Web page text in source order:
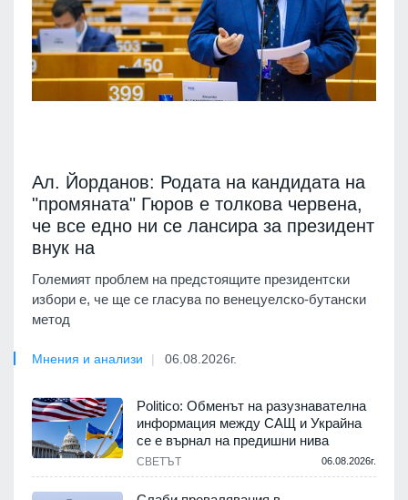
Ал. Йорданов: Родата на кандидата на
"промяната" Гюров е толкова червена,
че все едно ни се лансира за президент
внук на
Големият проблем на предстоящите президентски
избори е, че ще се гласува по венецуелско-бутански
метод
Мнения и анализи 06.08.2026г.
Politico: Обменът на разузнавателна
информация между САЩ и Украйна
се е върнал на предишни нива
СВЕТЪТ 06.08.2026г.